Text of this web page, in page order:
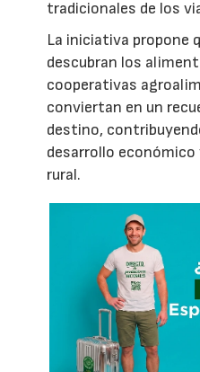
tradicionales de los
La iniciativa propone
descubran los
cooperativas
conviertan en un
destino,
desarrollo económico
rural.